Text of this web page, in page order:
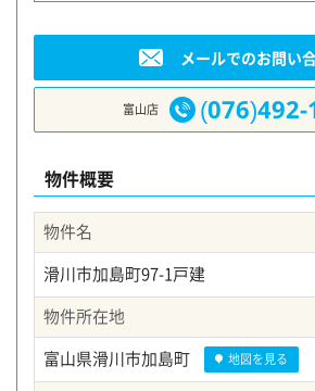
メールでのお問い
富山店 (076)492-
物件概要
物件名
滑川市加島町97-1戸建
物件所在地
富山県滑川市加島町
地図を見る